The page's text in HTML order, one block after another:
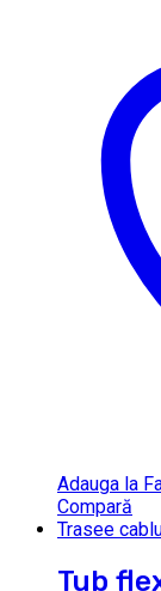
Adauga la
Compară
Trasee
Tub